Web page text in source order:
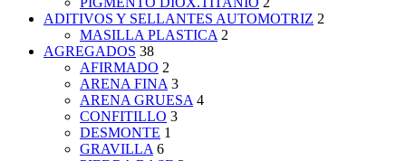
ADITIVOS Y SELLANTES AUTOMOTRIZ 2
MASILLA PLASTICA 2
AGREGADOS 38
AFIRMADO 2
ARENA FINA 3
ARENA GRUESA 4
CONFITILLO 3
DESMONTE 1
GRAVILLA 6